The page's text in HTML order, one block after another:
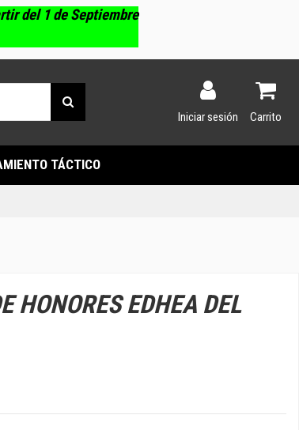
del 1 de Septiembre
Iniciar sesión Carrito
TÁCTICO
HONORES EDHEA DEL